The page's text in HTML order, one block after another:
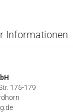
Informationen
175-179